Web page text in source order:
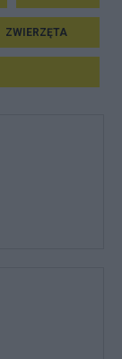
ZWIERZĘTA